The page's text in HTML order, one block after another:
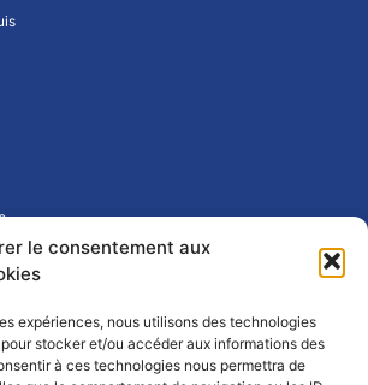
le consentement aux
expériences, nous utilisons des technologies
stocker et/ou accéder aux informations des
à ces technologies nous permettra de